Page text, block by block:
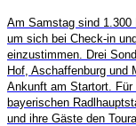
Am Samstag sind 1.300
um sich bei Check-in
einzustimmen. Drei
Hof, Aschaffenburg und
Ankunft am Startort. Für
bayerischen
und ihre Gäste den